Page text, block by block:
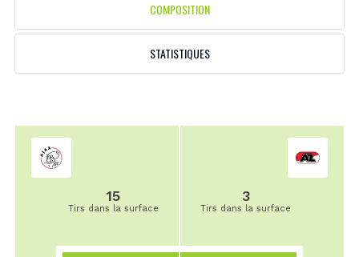
COMPOSITION
STATISTIQUES
15
Tirs dans la surface
3
Tirs dans la surface